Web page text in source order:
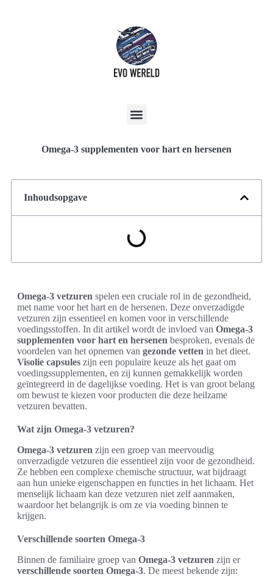
Omega-3 supplementen voor hart en hersenen
Inhoudsopgave
Omega-3 vetzuren spelen een cruciale rol in de gezondheid,
met name voor het hart en de hersenen. Deze onverzadigde
vetzuren zijn essentieel en komen voor in verschillende
voedingsstoffen. In dit artikel wordt de invloed van Omega-3
supplementen voor hart en hersenen besproken, evenals de
voordelen van het opnemen van gezonde vetten in het dieet.
Visolie capsules zijn een populaire keuze als het gaat om
voedingssupplementen, en zij kunnen gemakkelijk worden
geïntegreerd in de dagelijkse voeding. Het is van groot belang
om bewust te kiezen voor producten die deze heilzame
vetzuren bevatten.
Wat zijn Omega-3 vetzuren?
Omega-3 vetzuren zijn een groep van meervoudig
onverzadigde vetzuren die essentieel zijn voor de gezondheid.
Ze hebben een complexe chemische structuur, wat bijdraagt
aan hun unieke eigenschappen en functies in het lichaam. Het
menselijk lichaam kan deze vetzuren niet zelf aanmaken,
waardoor het belangrijk is om ze via voeding binnen te
krijgen.
Verschillende soorten Omega-3
Binnen de familiaire groep van Omega-3 vetzuren zijn er
verschillende soorten Omega-3. De meest bekende zijn: